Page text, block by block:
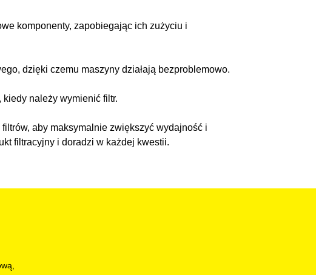
komponenty, zapobiegając ich zużyciu i
dzięki czemu maszyny działają bezproblemowo.
należy wymienić filtr.
aby maksymalnie zwiększyć wydajność i
filtracyjny i doradzi w każdej kwestii.